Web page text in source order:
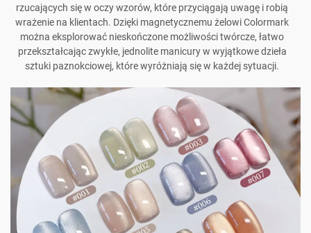
rzucających się w oczy wzorów, które przyciągają uwagę i robią
wrażenie na klientach. Dzięki magnetycznemu żelowi Colormark
można eksplorować nieskończone możliwości twórcze, łatwo
przekształcając zwykłe, jednolite manicury w wyjątkowe dzieła
sztuki paznokciowej, które wyróżniają się w każdej sytuacji.